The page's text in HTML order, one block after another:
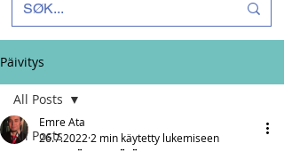
Päivitys
All Posts
All Posts
Emre Ata
26.7.2022 2 min käytetty lukemiseen